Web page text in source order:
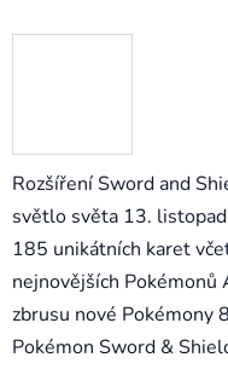
Rozšíření Sword and
světlo světa 13.
185 unikátních karet
nejnovějších Pokémonů
zbrusu nové Pokémony
Pokémon Sword &